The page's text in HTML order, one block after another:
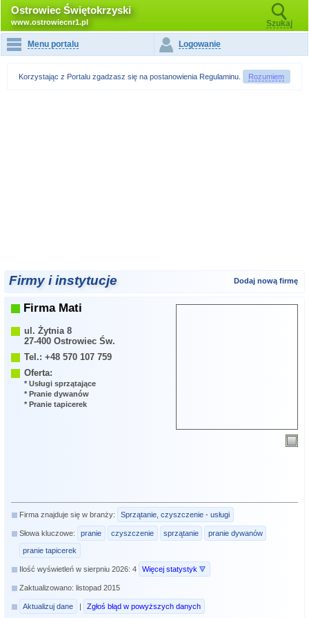
Ostrowiec Świętokrzyski
www.ostrowiecnr1.pl Szukaj
Menu portalu Logowanie
Korzystając z Portalu zgadzasz się na postanowienia Regulaminu Rozumiem
Firmy i instytucje Dodaj nową firmę
Firma Mati
ul. Żytnia 8
27-400 Ostrowiec Św.
Tel.: +48 570 107 759
Oferta:
* Usługi sprzątające
* Pranie dywanów
* Pranie tapicerek
Firma znajduje się w branży: Sprzątanie, czyszczenie - usługi
Słowa kluczowe: pranie czyszczenie sprzątanie pranie dywanów
pranie tapicerek
Ilość wyświetleń w sierpniu 2026: 4 Więcej statystyk
Zaktualizowano: listopad 2015
Aktualizuj dane | Zgłoś błąd w powyższych danych